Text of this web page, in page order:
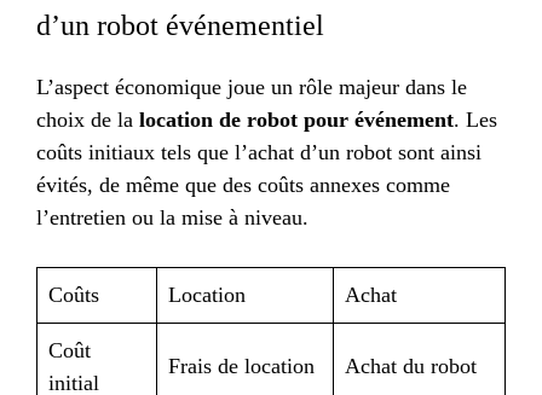
d’un robot événementiel
L’aspect économique joue un rôle majeur dans le
choix de la location de robot pour événement. Les
coûts initiaux tels que l’achat d’un robot sont ainsi
évités, de même que des coûts annexes comme
l’entretien ou la mise à niveau.
Coûts Location Achat
Coût
initial
Frais de location Achat du robot